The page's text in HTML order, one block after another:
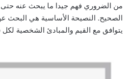
من الضروري فهم جيدا ما يبحث عنه حتى
الصحيح. النصيحة الأساسية هي البحث
يتوافق مع القيم والمبادئ الشخصية لكل